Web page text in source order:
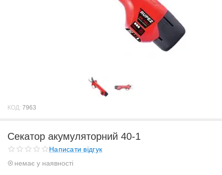
КОД: 7963
Секатор акумуляторний 40-1
Написати відгук
немає у наявності